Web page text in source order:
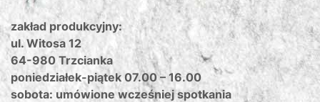
zakład produkcyjny:
ul. Witosa 12
64-980 Trzcianka
poniedziałek-piątek 07.00 – 16.00
sobota: umówione wcześniej spotkania